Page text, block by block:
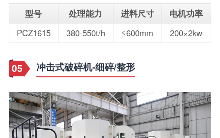
型号 处理能力 进料尺寸
电机功率
PCZ1615
380-550t/h ≤600mm 200×2kw
05 冲击式破碎机-细碎/整形